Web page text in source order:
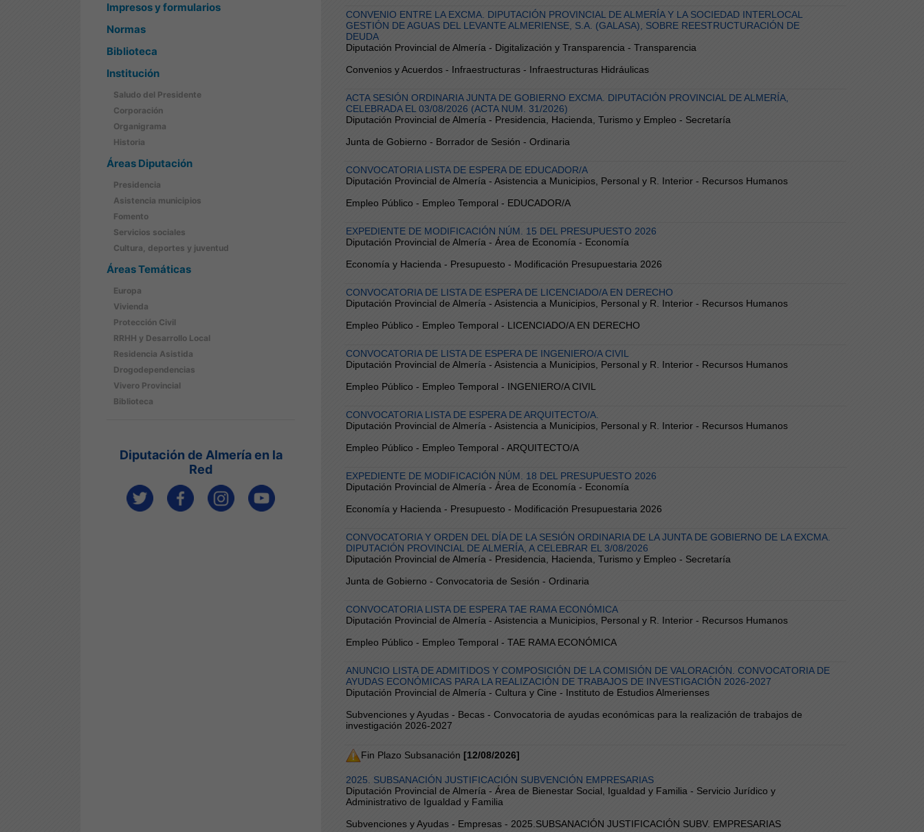
Impresos y formularios
Normas
Biblioteca
Institución
Saludo del Presidente
Corporación
Organigrama
Historia
Áreas Diputación
Presidencia
Asistencia municipios
Fomento
Servicios sociales
Cultura, deportes y juventud
Áreas Temáticas
Europa
Vivienda
Protección Civil
RRHH y Desarrollo Local
Residencia Asistida
Drogodependencias
Vivero Provincial
Biblioteca
Diputación de Almería en la
Red
CONVENIO ENTRE LA EXCMA. DIPUTACIÓN PROVINCIAL DE ALMERÍA Y LA SOCIEDAD INTERLOCAL
GESTIÓN DE AGUAS DEL LEVANTE ALMERIENSE, S.A. (GALASA), SOBRE REESTRUCTURACIÓN DE
DEUDA
Diputación Provincial de Almería - Digitalización y Transparencia - Transparencia
Convenios y Acuerdos - Infraestructuras - Infraestructuras Hidráulicas
ACTA SESIÓN ORDINARIA JUNTA DE GOBIERNO EXCMA. DIPUTACIÓN PROVINCIAL DE ALMERÍA,
CELEBRADA EL 03/08/2026 (ACTA NUM. 31/2026)
Diputación Provincial de Almería - Presidencia, Hacienda, Turismo y Empleo - Secretaría
Junta de Gobierno - Borrador de Sesión - Ordinaria
CONVOCATORIA LISTA DE ESPERA DE EDUCADOR/A
Diputación Provincial de Almería - Asistencia a Municipios, Personal y R. Interior - Recursos Humanos
Empleo Público - Empleo Temporal - EDUCADOR/A
EXPEDIENTE DE MODIFICACIÓN NÚM. 15 DEL PRESUPUESTO 2026
Diputación Provincial de Almería - Área de Economía - Economía
Economía y Hacienda - Presupuesto - Modificación Presupuestaria 2026
CONVOCATORIA DE LISTA DE ESPERA DE LICENCIADO/A EN DERECHO
Diputación Provincial de Almería - Asistencia a Municipios, Personal y R. Interior - Recursos Humanos
Empleo Público - Empleo Temporal - LICENCIADO/A EN DERECHO
CONVOCATORIA DE LISTA DE ESPERA DE INGENIERO/A CIVIL
Diputación Provincial de Almería - Asistencia a Municipios, Personal y R. Interior - Recursos Humanos
Empleo Público - Empleo Temporal - INGENIERO/A CIVIL
CONVOCATORIA LISTA DE ESPERA DE ARQUITECTO/A.
Diputación Provincial de Almería - Asistencia a Municipios, Personal y R. Interior - Recursos Humanos
Empleo Público - Empleo Temporal - ARQUITECTO/A
EXPEDIENTE DE MODIFICACIÓN NÚM. 18 DEL PRESUPUESTO 2026
Diputación Provincial de Almería - Área de Economía - Economía
Economía y Hacienda - Presupuesto - Modificación Presupuestaria 2026
CONVOCATORIA Y ORDEN DEL DÍA DE LA SESIÓN ORDINARIA DE LA JUNTA DE GOBIERNO DE LA EXCMA.
DIPUTACIÓN PROVINCIAL DE ALMERÍA, A CELEBRAR EL 3/08/2026
Diputación Provincial de Almería - Presidencia, Hacienda, Turismo y Empleo - Secretaría
Junta de Gobierno - Convocatoria de Sesión - Ordinaria
CONVOCATORIA LISTA DE ESPERA TAE RAMA ECONÓMICA
Diputación Provincial de Almería - Asistencia a Municipios, Personal y R. Interior - Recursos Humanos
Empleo Público - Empleo Temporal - TAE RAMA ECONÓMICA
ANUNCIO LISTA DE ADMITIDOS Y COMPOSICIÓN DE LA COMISIÓN DE VALORACIÓN. CONVOCATORIA DE
AYUDAS ECONÓMICAS PARA LA REALIZACIÓN DE TRABAJOS DE INVESTIGACIÓN 2026-2027
Diputación Provincial de Almería - Cultura y Cine - Instituto de Estudios Almerienses
Subvenciones y Ayudas - Becas - Convocatoria de ayudas económicas para la realización de trabajos de
investigación 2026-2027
Fin Plazo Subsanación [12/08/2026]
2025. SUBSANACIÓN JUSTIFICACIÓN SUBVENCIÓN EMPRESARIAS
Diputación Provincial de Almería - Área de Bienestar Social, Igualdad y Familia - Servicio Jurídico y
Administrativo de Igualdad y Familia
Subvenciones y Ayudas - Empresas - 2025.SUBSANACIÓN JUSTIFICACIÓN SUBV. EMPRESARIAS